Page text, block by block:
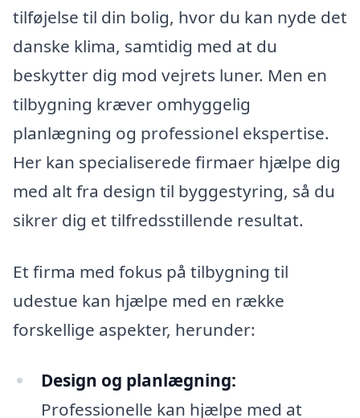
tilføjelse til din bolig, hvor du kan nyde det
danske klima, samtidig med at du
beskytter dig mod vejrets luner. Men en
tilbygning kræver omhyggelig
planlægning og professionel ekspertise.
Her kan specialiserede firmaer hjælpe dig
med alt fra design til byggestyring, så du
sikrer dig et tilfredsstillende resultat.
Et firma med fokus på tilbygning til
udestue kan hjælpe med en række
forskellige aspekter, herunder:
Design og planlægning:
Professionelle kan hjælpe med at